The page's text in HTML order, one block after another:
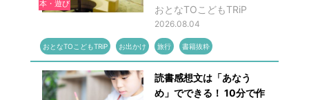
本・遊び
おとなTOこどもTRiP
2026.08.04
おとなTOこどもTRiP お出かけ 旅行 書籍抜粋
読書感想文は「あなう
め」でできる！ 10分で作